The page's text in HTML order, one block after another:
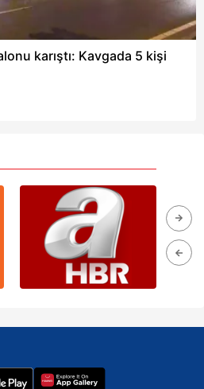
karıştı: Kavgada 5 kişi